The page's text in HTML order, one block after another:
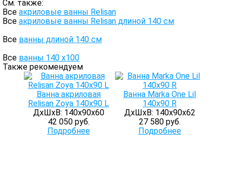
См. также:
Все акриловые ванны Relisan
Все акриловые ванны Relisan длиной 140 см
Все ванны длиной 140 см
Все ванны 140 х100
Также рекомендуем
Ванна акриловая
Relisan Zoya 140x90 L
ДхШхВ: 140х90х60
42 050 руб.
Подробнее
Ванна Marka One Lil
140x90 R
ДхШхВ: 140х90х62
27 580 руб.
Подробнее